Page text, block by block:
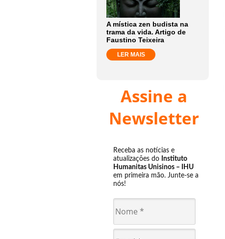
A mística zen budista na
trama da vida. Artigo de
Faustino Teixeira
LER MAIS
Assine a
Newsletter
Receba as notícias e
atualizações do Instituto
Humanitas Unisinos – IHU
em primeira mão. Junte-se a
nós!